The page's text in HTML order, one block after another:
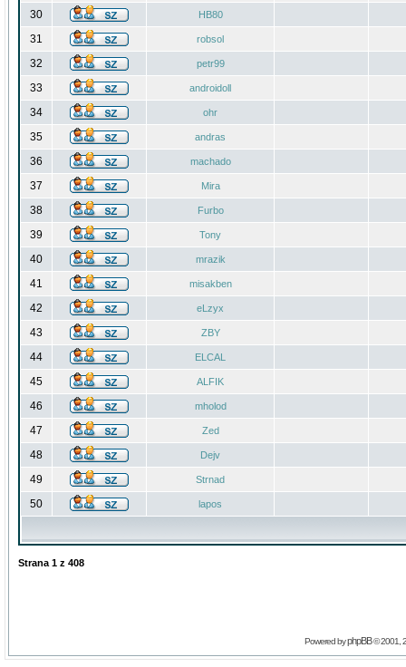
30 HB80
31 robsol
32 petr99
33 androidoll
34 ohr
35 andras
36 machado
37 Mira
38 Furbo
39 Tony
40 mrazik
41 misakben
42 eLzyx
43 ZBY
44 ELCAL
45 ALFIK
46 mholod
47 Zed
48 Dejv
49 Strnad
50 lapos
Strana 1 z 408
Powered byphpBB© 2001,